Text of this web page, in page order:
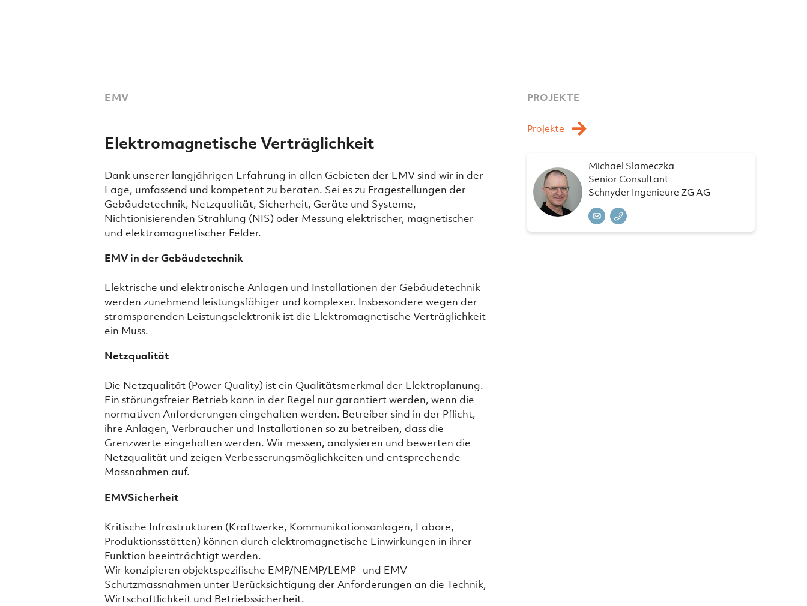
EMV
Elektromagnetische Verträglichkeit
Dank unserer langjährigen Erfahrung in allen Gebieten der EMV sind wir in der
Lage, umfassend und kompetent zu beraten. Sei es zu Fragestellungen der
Gebäudetechnik, Netzqualität, Sicherheit, Geräte und Systeme,
Nichtionisierenden Strahlung (NIS) oder Messung elektrischer, magnetischer
und elektromagnetischer Felder.
EMV in der Gebäudetechnik
Elektrische und elektronische Anlagen und Installationen der Gebäudetechnik
werden zunehmend leistungsfähiger und komplexer. Insbesondere wegen der
stromsparenden Leistungselektronik ist die Elektromagnetische Verträglichkeit
ein Muss.
Netzqualität
Die Netzqualität (Power Quality) ist ein Qualitätsmerkmal der Elektroplanung.
Ein störungsfreier Betrieb kann in der Regel nur garantiert werden, wenn die
normativen Anforderungen eingehalten werden. Betreiber sind in der Pflicht,
ihre Anlagen, Verbraucher und Installationen so zu betreiben, dass die
Grenzwerte eingehalten werden. Wir messen, analysieren und bewerten die
Netzqualität und zeigen Verbesserungsmöglichkeiten und entsprechende
Massnahmen auf.
EMVSicherheit
Kritische Infrastrukturen (Kraftwerke, Kommunikationsanlagen, Labore,
Produktionsstätten) können durch elektromagnetische Einwirkungen in ihrer
Funktion beeinträchtigt werden.
Wir konzipieren objektspezifische EMP/NEMP/LEMP- und EMV-
Schutzmassnahmen unter Berücksichtigung der Anforderungen an die Technik,
Wirtschaftlichkeit und Betriebssicherheit.
PROJEKTE
Projekte
Michael Slameczka
Senior Consultant
Schnyder Ingenieure ZG AG